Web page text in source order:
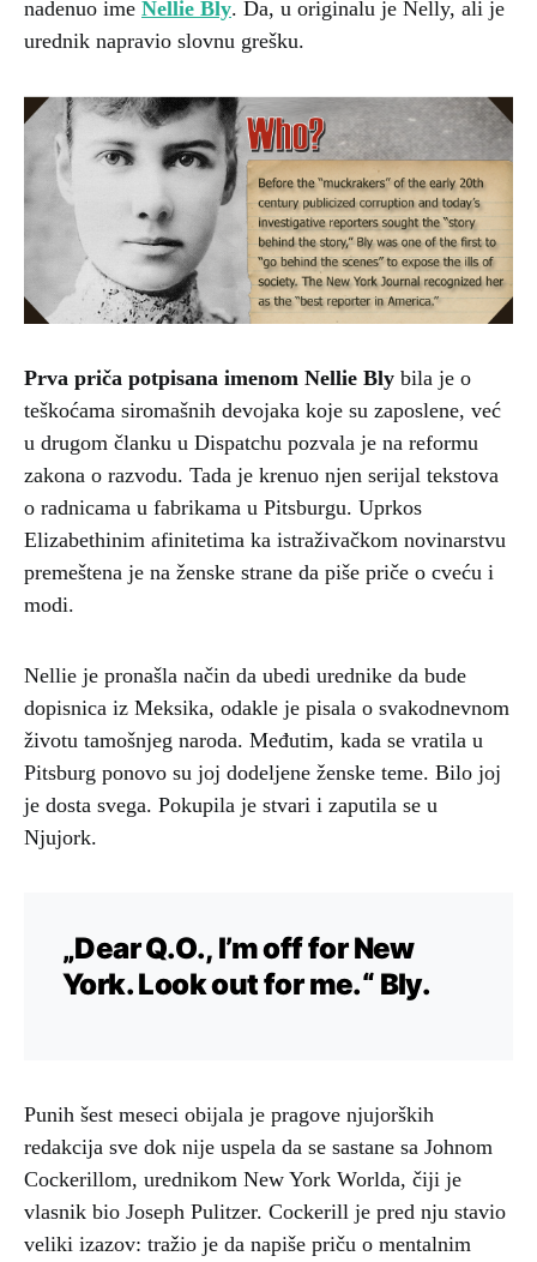
nadenuo ime Nellie Bly. Da, u originalu je Nelly, ali je
urednik napravio slovnu grešku.
Prva priča potpisana imenom Nellie Bly bila je o
teškoćama siromašnih devojaka koje su zaposlene, već
u drugom članku u Dispatchu pozvala je na reformu
zakona o razvodu. Tada je krenuo njen serijal tekstova
o radnicama u fabrikama u Pitsburgu. Uprkos
Elizabethinim afinitetima ka istraživačkom novinarstvu
premeštena je na ženske strane da piše priče o cveću i
modi.
Nellie je pronašla način da ubedi urednike da bude
dopisnica iz Meksika, odakle je pisala o svakodnevnom
životu tamošnjeg naroda. Međutim, kada se vratila u
Pitsburg ponovo su joj dodeljene ženske teme. Bilo joj
je dosta svega. Pokupila je stvari i zaputila se u
Njujork.
„Dear Q.O., I’m off for New
York. Look out for me.“ Bly.
Punih šest meseci obijala je pragove njujorških
redakcija sve dok nije uspela da se sastane sa Johnom
Cockerillom, urednikom New York Worlda, čiji je
vlasnik bio Joseph Pulitzer. Cockerill je pred nju stavio
veliki izazov: tražio je da napiše priču o mentalnim